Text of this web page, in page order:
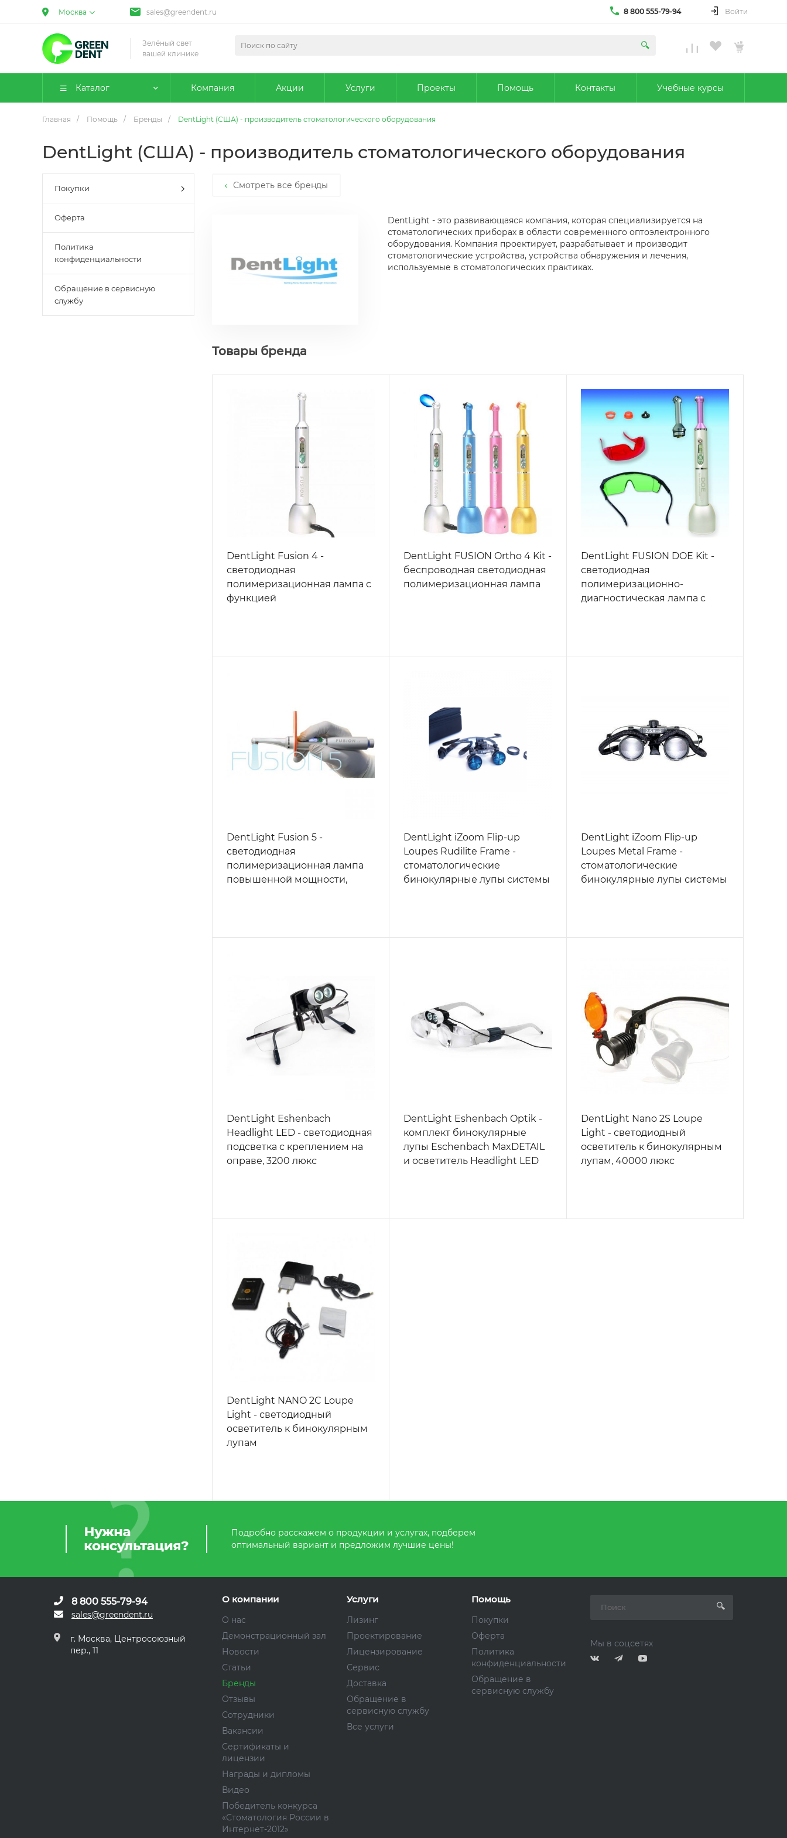
Москва sales@greendent.ru 8 800 555-79-94 Войти
Зелёный свет
вашей клинике
Каталог Компания Акции Услуги Проекты Помощь Контакты Учебные курсы
Главная / Помощь / Бренды / DentLight (США) - производитель стоматологического оборудования
DentLight (США) - производитель стоматологического оборудования
Покупки
Оферта
Политика
конфиденциальности
Обращение в сервисную
службу
Смотреть все бренды
DentLight - это развивающаяся компания, которая специализируется на
стоматологических приборах в области современного оптоэлектронного
оборудования. Компания проектирует, разрабатывает и производит
стоматологические устройства, устройства обнаружения и лечения,
используемые в стоматологических практиках.
Товары бренда
DentLight Fusion 4 -
светодиодная
полимеризационная лампа с
функцией
DentLight FUSION Ortho 4 Kit -
беспроводная светодиодная
полимеризационная лампа
DentLight FUSION DOE Kit -
светодиодная
полимеризационно-
диагностическая лампа с
DentLight Fusion 5 -
светодиодная
полимеризационная лампа
повышенной мощности,
DentLight iZoom Flip-up
Loupes Rudilite Frame -
стоматологические
бинокулярные лупы системы
DentLight iZoom Flip-up
Loupes Metal Frame -
стоматологические
бинокулярные лупы системы
DentLight Eshenbach
Headlight LED - светодиодная
подсветка с креплением на
оправе, 3200 люкс
DentLight Eshenbach Optik -
комплект бинокулярные
лупы Eschenbach MaxDETAIL
и осветитель Headlight LED
DentLight Nano 2S Loupe
Light - светодиодный
осветитель к бинокулярным
лупам, 40000 люкс
DentLight NANO 2C Loupe
Light - светодиодный
осветитель к бинокулярным
лупам
Подробно расскажем о продукции и услугах, подберем
оптимальный вариант и предложим лучшие цены!
8 800 555-79-94
sales@greendent.ru
г. Москва, Центросоюзный
пер., 11
О компании
О нас
Демонстрационный зал
Новости
Статьи
Бренды
Отзывы
Сотрудники
Вакансии
Сертификаты и
лицензии
Награды и дипломы
Видео
Победитель конкурса
«Стоматология России в
Интернет-2012»
Услуги
Лизинг
Проектирование
Лицензирование
Сервис
Доставка
Обращение в
сервисную службу
Все услуги
Помощь
Покупки
Оферта
Политика
конфиденциальности
Обращение в
сервисную службу
Мы в соцсетях